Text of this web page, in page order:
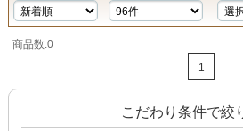
商品数:0
1
こだわり条件で絞